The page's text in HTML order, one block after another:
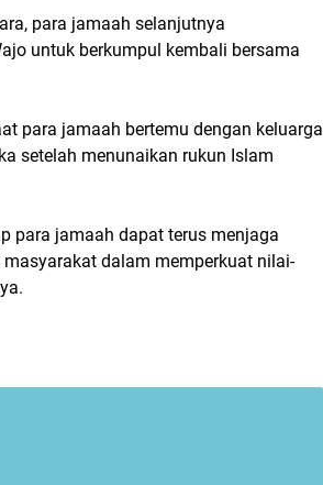
para jamaah selanjutnya
untuk berkumpul kembali bersama
para jamaah bertemu dengan keluarga
setelah menunaikan rukun Islam
para jamaah dapat terus menjaga
dalam memperkuat nilai-